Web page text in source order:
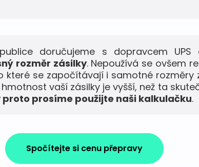
doručujeme s dopravcem UPS
rozměr zásilky. Nepoužívá se ovšem
které se započítávají i samotné rozměry
vaší zásilky je vyšší, než ta
prosíme použijte naši kalkulačku.
Spočítejte si cenu přepravy